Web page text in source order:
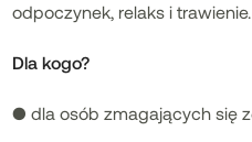
odpoczynek, relaks i trawienie.
Dla kogo?
● dla osób zmagających się